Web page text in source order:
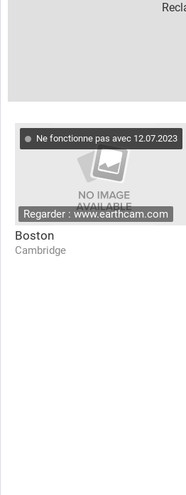
Ne fonctionne pas avec 12.07.2023
Regarder : www.earthcam.com
Boston
Cambridge